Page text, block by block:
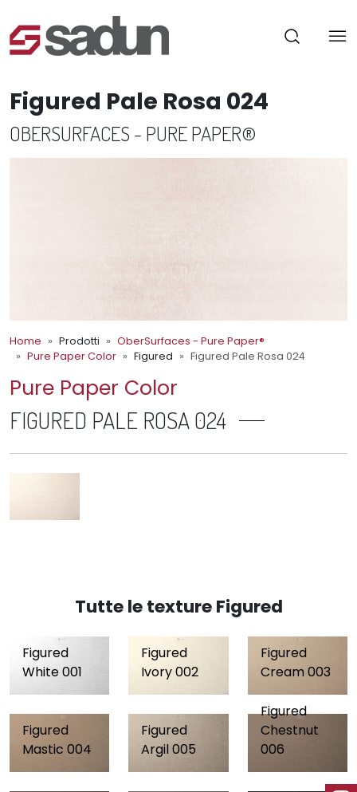
Figured Pale Rosa 024
OBERSURFACES - PURE PAPER®
Home Prodotti
OberSurfaces - Pure Paper®
Pure Paper Color
Figured Figured Pale Rosa 024
Pure Paper Color
FIGURED PALE ROSA 024
Tutte le texture Figured
Figured
White 001
Figured
Ivory 002
Figured
Cream 003
Figured
Mastic 004
Figured
Argil 005
Figured
Chestnut
006